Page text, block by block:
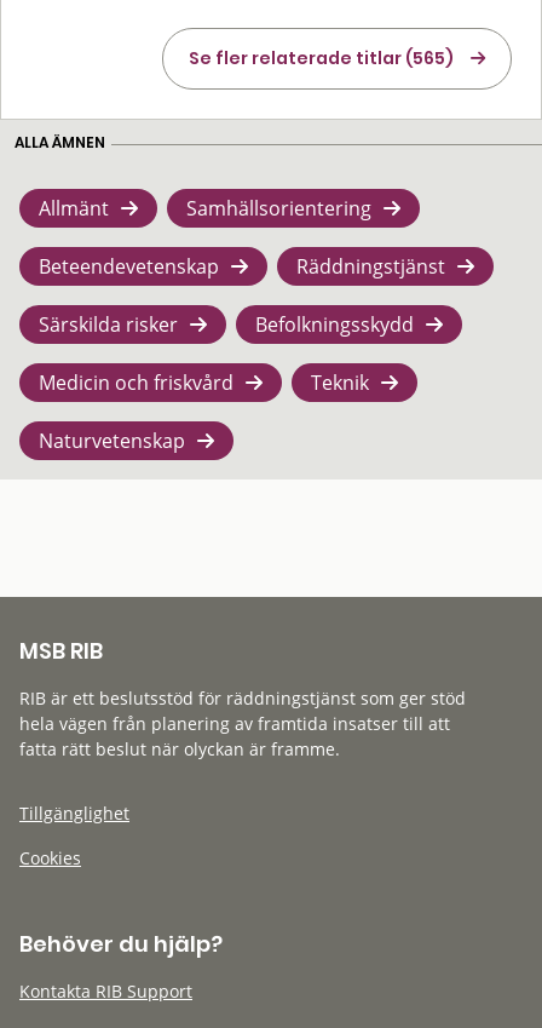
Se fler relaterade titlar (565)
ALLA ÄMNEN
Allmänt Samhällsorientering
Beteendevetenskap Räddningstjänst
Särskilda risker Befolkningsskydd
Medicin och friskvård Teknik
Naturvetenskap
MSB RIB
RIB är ett beslutsstöd för räddningstjänst som ger stöd
hela vägen från planering av framtida insatser till att
fatta rätt beslut när olyckan är framme.
Tillgänglighet
Cookies
Behöver du hjälp?
Kontakta RIB Support